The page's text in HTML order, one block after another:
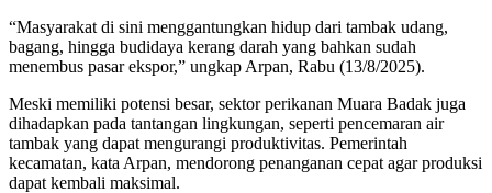
“Masyarakat di sini menggantungkan hidup dari tambak udang,
bagang, hingga budidaya kerang darah yang bahkan sudah
menembus pasar ekspor,” ungkap Arpan, Rabu (13/8/2025).
Meski memiliki potensi besar, sektor perikanan Muara Badak juga
dihadapkan pada tantangan lingkungan, seperti pencemaran air
tambak yang dapat mengurangi produktivitas. Pemerintah
kecamatan, kata Arpan, mendorong penanganan cepat agar produksi
dapat kembali maksimal.